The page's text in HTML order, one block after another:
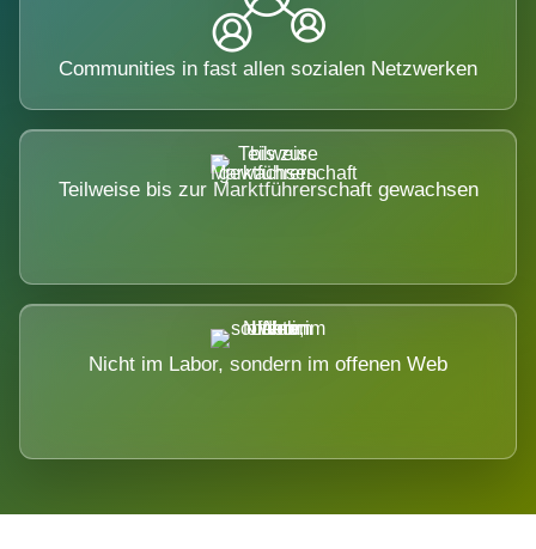
Communities in fast allen sozialen Netzwerken
Teilweise bis zur Marktführerschaft gewachsen
Nicht im Labor, sondern im offenen Web